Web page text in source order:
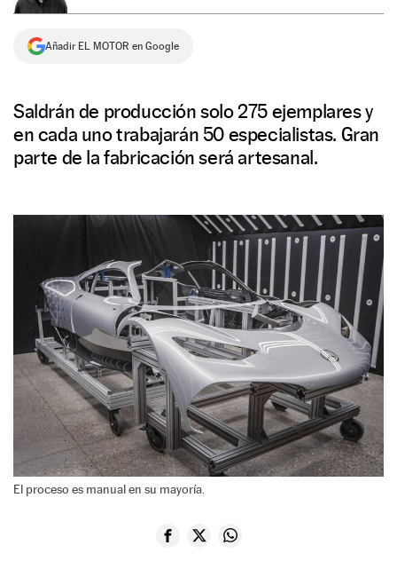
Añadir EL MOTOR en Google
Saldrán de producción solo 275 ejemplares y
en cada uno trabajarán 50 especialistas. Gran
parte de la fabricación será artesanal.
El proceso es manual en su mayoría.